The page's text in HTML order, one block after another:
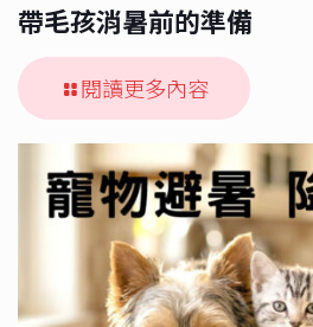
帶毛孩消暑前的準備
閱讀更多內容